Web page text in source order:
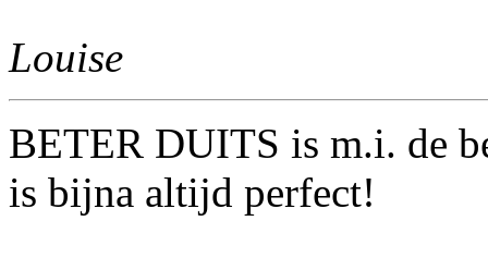
Louise
BETER DUITS is m.i. de
is bijna altijd perfect!